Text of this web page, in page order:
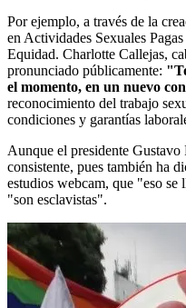
Por ejemplo, a través de la
en Actividades Sexuales
Equidad. Charlotte Callejas,
pronunciado públicamente:
el momento, en un nuevo
reconocimiento del trabajo
condiciones y garantías
Aunque el presidente Gustavo
consistente, pues también ha
estudios webcam, que "eso
"son esclavistas".